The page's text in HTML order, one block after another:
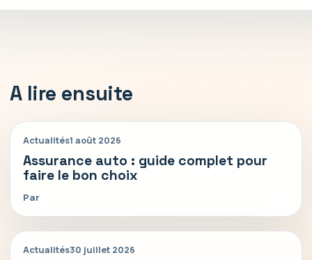
A lire ensuite
Actualités1 août 2026
Assurance auto : guide complet pour
faire le bon choix
Par
Actualités30 juillet 2026